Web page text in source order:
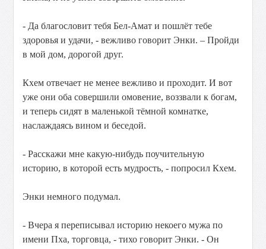
- Да благословит тебя Бел-Амат и пошлёт тебе
здоровья и удачи, - вежливо говорит Энки. – Пройди
в мой дом, дорогой друг.
Кхем отвечает не менее вежливо и проходит. И вот
уже они оба совершили омовение, воззвали к богам,
и теперь сидят в маленькой тёмной комнатке,
наслаждаясь вином и беседой.
- Расскажи мне какую-нибудь поучительную
историю, в которой есть мудрость, - попросил Кхем.
Энки немного подумал.
- Вчера я переписывал историю некоего мужа по
имени Пха, торговца, - тихо говорит Энки. - Он